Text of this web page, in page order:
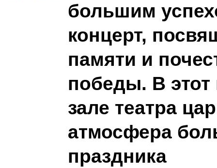
большим
концерт,
памяти и
победы. В этот
зале театра
атмосфера
праздника